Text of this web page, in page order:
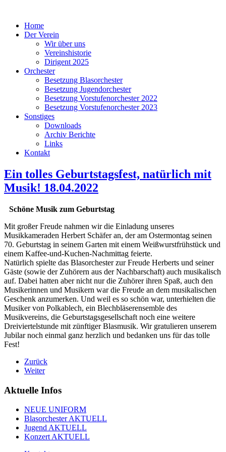
Home
Der Verein
Wir über uns
Vereinshistorie
Dirigent 2025
Orchester
Besetzung Blasorchester
Besetzung Jugendorchester
Besetzung Vorstufenorchester 2022
Besetzung Vorstufenorchester 2023
Sonstiges
Downloads
Archiv Berichte
Links
Kontakt
Ein tolles Geburtstagsfest, natürlich mit
Musik! 18.04.2022
Schöne Musik zum Geburtstag
Mit großer Freude nahmen wir die Einladung unseres
Musikkameraden Herbert Schäfer an, der am Ostermontag seinen
70. Geburtstag in seinem Garten mit einem Weißwurstfrühstück und
einem Kaffee-und-Kuchen-Nachmittag feierte.
Natürlich spielte das Blasorchester zur Freude Herberts und seiner
Gäste (sowie der Zuhörern aus der Nachbarschaft) auch musikalisch
auf. Dabei hatten aber nicht nur die Zuhörer ihren Spaß, auch den
Musikerinnen und Musikern war die Freude an dem musikalischen
Geschenk anzumerken. Und weil es so schön war, unterhielten die
Musiker von Polkablech, ein Blechbläserensemble des
Musikvereins, die Geburtstagsgesellschaft noch eine weitere
Dreiviertelstunde mit zünftiger Blasmusik. Wir gratulieren unserem
Jubilar noch einmal ganz herzlich und bedanken uns für das tolle
Fest!
Zurück
Weiter
Aktuelle Infos
NEUE UNIFORM
Blasorchester AKTUELL
Jugend AKTUELL
Konzert AKTUELL